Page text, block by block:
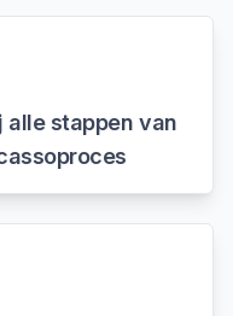
alle stappen van